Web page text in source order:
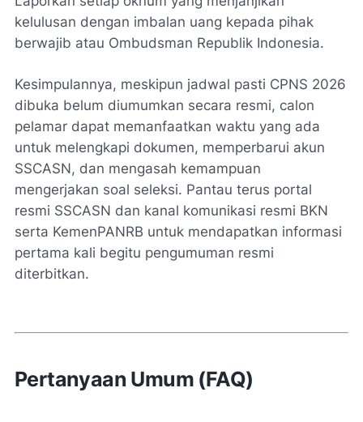
kelulusan dengan imbalan uang kepada pihak
berwajib atau Ombudsman Republik Indonesia.
Kesimpulannya, meskipun jadwal pasti CPNS 2026
dibuka belum diumumkan secara resmi, calon
pelamar dapat memanfaatkan waktu yang ada
untuk melengkapi dokumen, memperbarui akun
SSCASN, dan mengasah kemampuan
mengerjakan soal seleksi. Pantau terus portal
resmi SSCASN dan kanal komunikasi resmi BKN
serta KemenPANRB untuk mendapatkan informasi
pertama kali begitu pengumuman resmi
diterbitkan.
Pertanyaan Umum (FAQ)